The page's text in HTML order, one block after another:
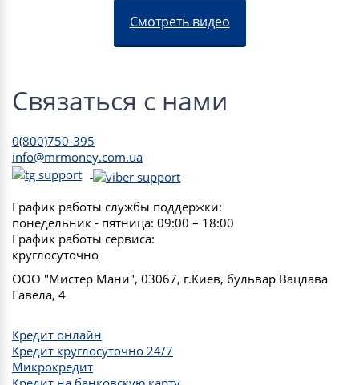
Смотреть видео
Связаться с нами
0(800)750-395
info@mrmoney.com.ua
График работы службы поддержки:
понедельник - пятница: 09:00 – 18:00
График работы сервиса:
круглосуточно
ООО "Мистер Мани", 03067, г.Киев, бульвар Вацлава
Гавела, 4
Кредит онлайн
Кредит круглосуточно 24/7
Микрокредит